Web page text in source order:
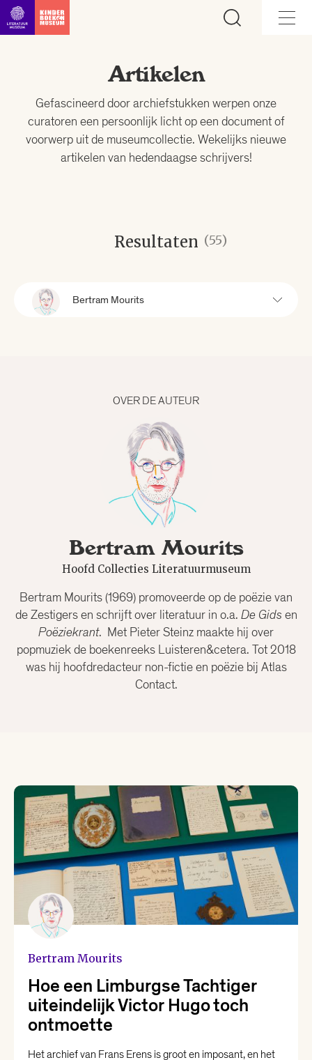
Ga direct naar inhoud
Artikelen
Gefascineerd door archiefstukken werpen onze
curatoren een persoonlijk licht op een document of
voorwerp uit de museumcollectie. Wekelijks nieuwe
artikelen van hedendaagse schrijvers!
Resultaten (55)
Bertram Mourits
Alma Mathijsen
Anne Louïse van den Dool
Bertram Mourits
Christiaan Weijts
Dean Bowen
Emma van Hooff
Femke Brockhus
Hanna Bervoets
Joost Oomen
Karin Amatmoekrim
Lieke Marsman
Loranne Davelaar
OVER DE AUTEUR
Bertram Mourits
Hoofd Collecties Literatuurmuseum
Bertram Mourits (1969) promoveerde op de poëzie van
de Zestigers en schrijft over literatuur in o.a. De Gids en
Poëziekrant. Met Pieter Steinz maakte hij over
popmuziek de boekenreeks Luisteren&cetera. Tot 2018
was hij hoofdredacteur non-fictie en poëzie bij Atlas
Contact.
Bertram Mourits
Hoe een Limburgse Tachtiger
uiteindelijk Victor Hugo toch
ontmoette
Het archief van Frans Erens is groot en imposant, en het